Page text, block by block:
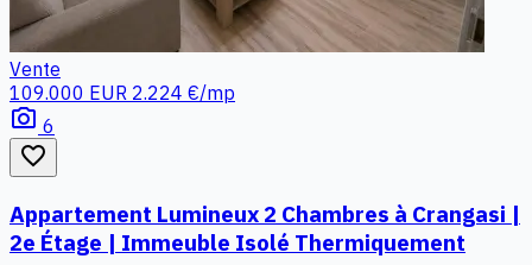
Vente
109.000 EUR 2.224 €/mp
photo_camera 6
favorite_border
Appartement Lumineux 2 Chambres à Crangasi |
2e Étage | Immeuble Isolé Thermiquement